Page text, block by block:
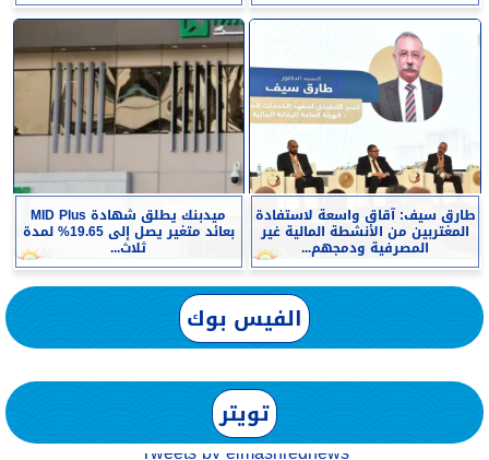
طارق سيف: آقاق واسعة لاستفادة
المغتربين من الأنشطة المالية غير
المصرفية ودمجهم...
ميدبنك يطلق شهادة MID Plus
بعائد متغير يصل إلى 19.65% لمدة
ثلاث...
الفيس بوك
تويتر
Tweets by elmashreqnews